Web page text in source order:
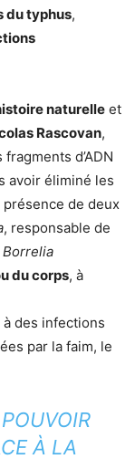
du typhus,
naturelle et
Rascovan,
d’ADN
avoir éliminé les
de deux
, responsable de
Borrelia
du corps, à
des infections
par la faim, le
À LA